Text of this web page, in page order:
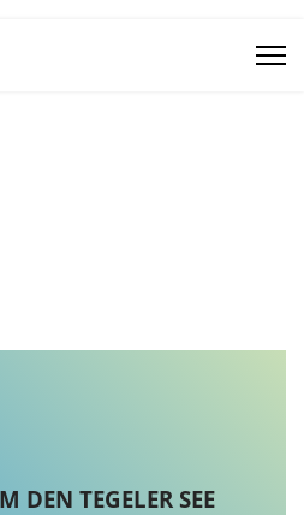
TEGELER SEE